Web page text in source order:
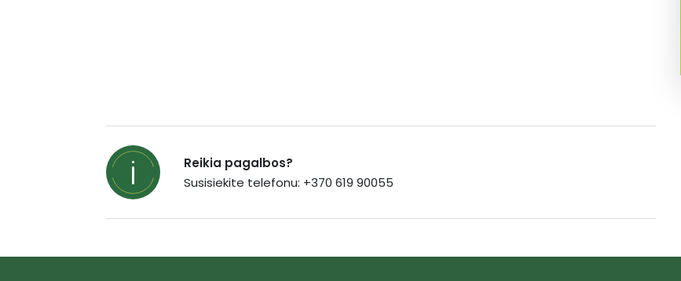
Reikia pagalbos?
Susisiekite telefonu: +370 619 90055